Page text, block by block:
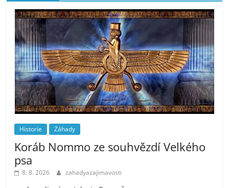
Historie Záhady
Koráb Nommo ze souhvězdí Velkého
psa
8. 8. 2026 zahadyazajimavosti